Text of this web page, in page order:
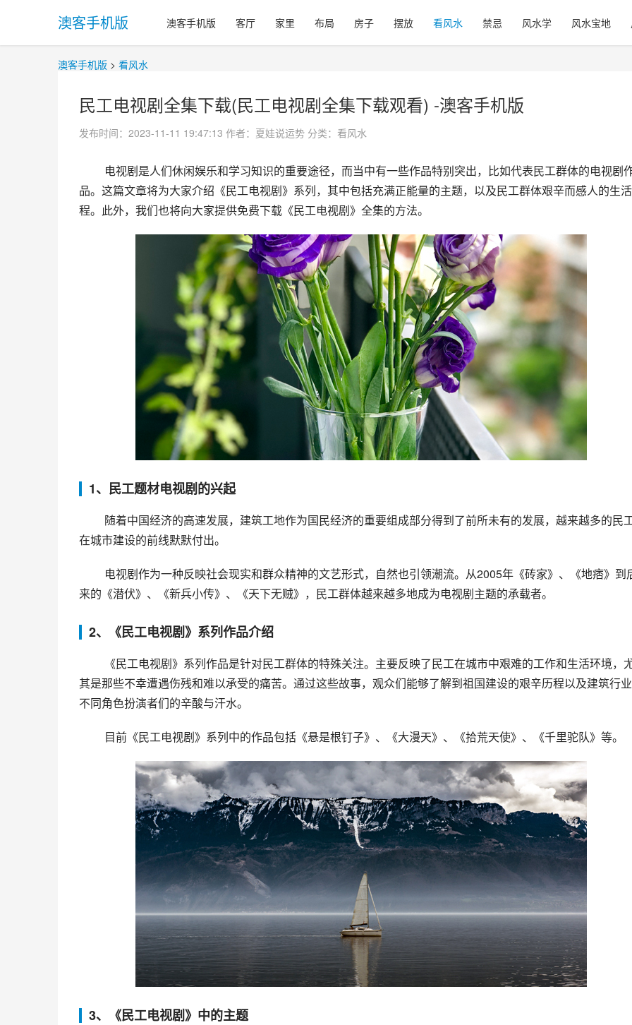
澳客手机版 澳客手机版 客厅 家里 布局 房子 摆放 看风水 禁忌 风水学 风水宝地
澳客手机版 > 看风水
民工电视剧全集下载(民工电视剧全集下载观看) -澳客手机版
发布时间：2023-11-11 19:47:13 作者：夏娃说运势 分类： 看风水
品。这篇文章将为大家介绍《民工电视剧》系列，其中包括充满正能量的主题，以及民工群体艰辛而感人的生
程。此外，我们也将向大家提供免费下载《民工电视剧》全集的方法。
1、民工题材电视剧的兴起
在城市建设的前线默默付出。
来的《潜伏》、《新兵小传》、《天下无贼》，民工群体越来越多地成为电视剧主题的承载者。
2、《民工电视剧》系列作品介绍
其是那些不幸遭遇伤残和难以承受的痛苦。通过这些故事，观众们能够了解到祖国建设的艰辛历程以及建筑行
不同角色扮演者们的辛酸与汗水。
目前《民工电视剧》系列中的作品包括《悬是根钉子》、《大漫天》、《拾荒天使》、《千里驼队》等。
3、《民工电视剧》中的主题